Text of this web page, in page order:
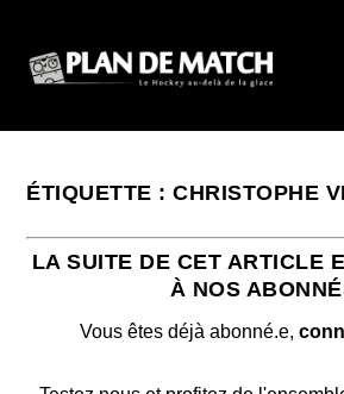
ÉTIQUETTE :CHRISTOPHE
LA SUITE DE CET ARTICLE
À NOS
Vous êtes déjà abonné.e,